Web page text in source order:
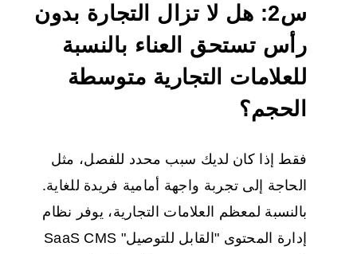
س2: هل لا تزال التجارة بدون
رأس تستحق العناء بالنسبة
للعلامات التجارية متوسطة
الحجم؟
فقط إذا كان لديك سبب محدد للفصل، مثل
الحاجة إلى تجربة واجهة أمامية فريدة للغاية.
بالنسبة لمعظم العلامات التجارية، يوفر نظام
إدارة المحتوى "القابل للتوصيل" SaaS CMS